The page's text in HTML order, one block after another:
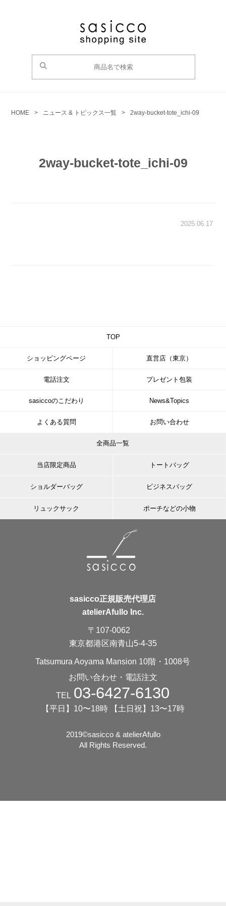
HOME > ニュース & トピックス一覧 > 2way-bucket-tote_ichi-09
2way-bucket-tote_ichi-09
2025.06.17
TOP
ショッピングページ 直営店（東京）
電話注文 プレゼント包装
sasiccoのこだわり News&Topics
よくある質問 お問い合わせ
全商品一覧
当店限定商品 トートバッグ
ショルダーバッグ ビジネスバッグ
リュックサック ポーチなどの小物
sasicco正規販売代理店
atelierAfullo Inc.
〒107-0062
東京都港区南青山5-4-35
Tatsumura Aoyama Mansion 10階・1008号
お問い合わせ・電話注文
TEL 03-6427-6130
【平日】10〜18時 【土日祝】13〜17時
2019©️sasicco & atelierAfullo
All Rights Reserved.